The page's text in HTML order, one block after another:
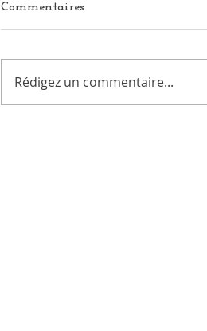
Commentaires
Rédigez un commentaire...